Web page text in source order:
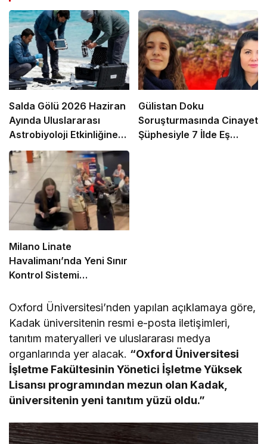
Salda Gölü 2026 Haziran
Ayında Uluslararası
Astrobiyoloji Etkinliğine
Ev Sahipliği Yapacak
Gülistan Doku
Soruşturmasında Cinayet
Şüphesiyle 7 İlde Eş
Milano Linate
Havalimanı’nda Yeni Sınır
Kontrol Sistemi
Oxford Üniversitesi’nden yapılan açıklamaya göre,
Kadak üniversitenin resmi e-posta iletişimleri,
tanıtım materyalleri ve uluslararası medya
organlarında yer alacak. “Oxford Üniversitesi
İşletme Fakültesinin Yönetici İşletme Yüksek
Lisansı programından mezun olan Kadak,
üniversitenin yeni tanıtım yüzü oldu.”